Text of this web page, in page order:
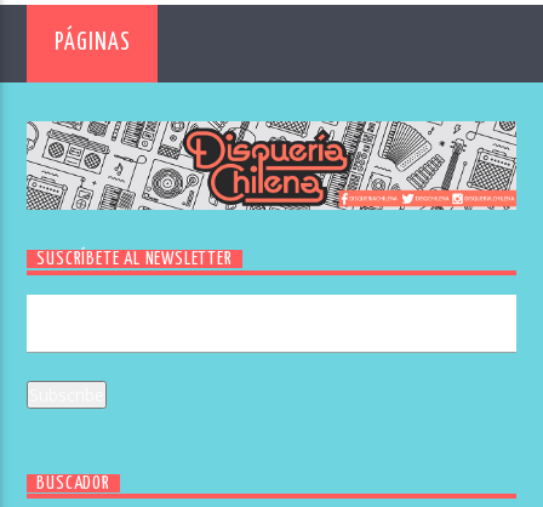
PÁGINAS
SUSCRÍBETE AL NEWSLETTER
BUSCADOR